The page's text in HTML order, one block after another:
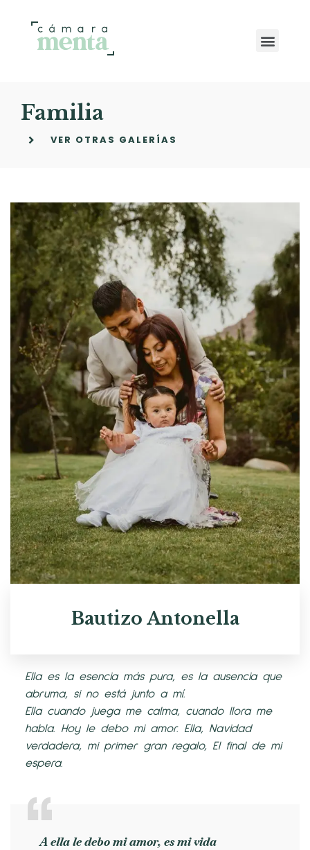
Familia
VER OTRAS GALERÍAS
Bautizo Antonella
Ella es la esencia más pura, es la ausencia que
abruma, si no está junto a mí.
Ella cuando juega me calma, cuando llora me
habla. Hoy le debo mi amor. Ella, Navidad
verdadera, mi primer gran regalo, El final de mi
espera.
A ella le debo mi amor, es mi vida